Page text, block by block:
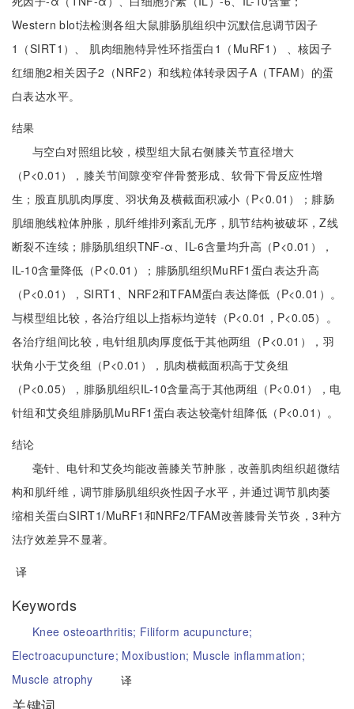
Western blot法检测各组大鼠腓肠肌组织中沉默信息调节因子
1（SIRT1）、 肌肉细胞特异性环指蛋白1（MuRF1） 、核因子
红细胞2相关因子2（NRF2）和线粒体转录因子A（TFAM）的蛋
白表达水平。
结果
与空白对照组比较，模型组大鼠右侧膝关节直径增大
（P<0.01），膝关节间隙变窄伴骨赘形成、软骨下骨反应性增
生；股直肌肌肉厚度、羽状角及横截面积减小（P<0.01）；腓肠
肌细胞线粒体肿胀，肌纤维排列紊乱无序，肌节结构被破坏，Z线
断裂不连续；腓肠肌组织TNF-α、IL-6含量均升高（P<0.01），
IL-10含量降低（P<0.01）；腓肠肌组织MuRF1蛋白表达升高
（P<0.01），SIRT1、NRF2和TFAM蛋白表达降低（P<0.01）。
与模型组比较，各治疗组以上指标均逆转（P<0.01，P<0.05）。
各治疗组间比较，电针组肌肉厚度低于其他两组（P<0.01），羽
状角小于艾灸组（P<0.01），肌肉横截面积高于艾灸组
（P<0.05），腓肠肌组织IL-10含量高于其他两组（P<0.01），电
针组和艾灸组腓肠肌MuRF1蛋白表达较毫针组降低（P<0.01）。
结论
毫针、电针和艾灸均能改善膝关节肿胀，改善肌肉组织超微结
构和肌纤维，调节腓肠肌组织炎性因子水平，并通过调节肌肉萎
缩相关蛋白SIRT1/MuRF1和NRF2/TFAM改善膝骨关节炎，3种方
法疗效差异不显著。
译
Keywords
Knee osteoarthritis; Filiform acupuncture;
Electroacupuncture; Moxibustion; Muscle inflammation;
Muscle atrophy
译